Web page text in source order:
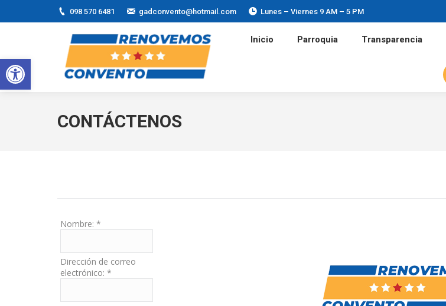
Abrir barra de herramientas
098 570 6481 gadconvento@hotmail.com Lunes – Viernes 9 AM – 5 PM
Inicio Parroquia Transparencia
CONTÁCTENOS
Nombre: *
Dirección de correo
electrónico: *
Inicio Parroquia